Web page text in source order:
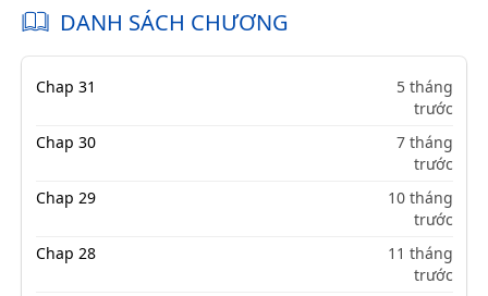
DANH SÁCH CHƯƠNG
Chap 31
5 tháng
trước
Chap 30
7 tháng
trước
Chap 29
10 tháng
trước
Chap 28
11 tháng
trước